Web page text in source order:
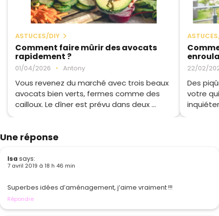
ASTUCES/DIY
Comment faire mûrir des avocats
rapidement ?
01/04/2026 • Antony
Vous revenez du marché avec trois beaux
avocats bien verts, fermes comme des
cailloux. Le dîner est prévu dans deux ...
22/02/
Des
votre
Une réponse
Isasays:
7 avril 2019 à 18 h 46 min
Superbes idées d’aménagement, j’aime vraiment !!!
Répondre